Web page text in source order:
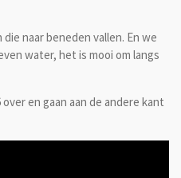
naar beneden vallen. En we
water, het is mooi om langs
en gaan aan de andere kant